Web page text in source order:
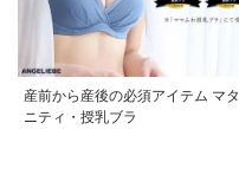
産前から産後の必須アイテム マタ
ニティ・授乳ブラ